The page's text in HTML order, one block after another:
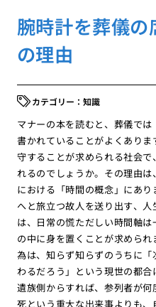
腕時計を葬儀
の理由
知識
マナーの本を読むと、葬儀で
書かれていることがよくあり
守することが求められる社会
れるのでしょうか。その理由
における「時間の概念」にあ
へと旅立つ故人を送り出す、
は、日常の慌ただしい時間軸
の中に身を置くことが求めら
為は、知らず知らずのうちに
わるだろう」という現世の都合
遺族側からすれば、参列者が
死という重大な出来事よりも